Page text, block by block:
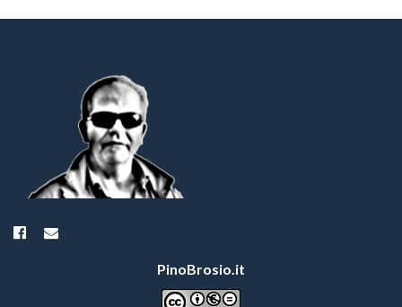
PinoBrosio.it